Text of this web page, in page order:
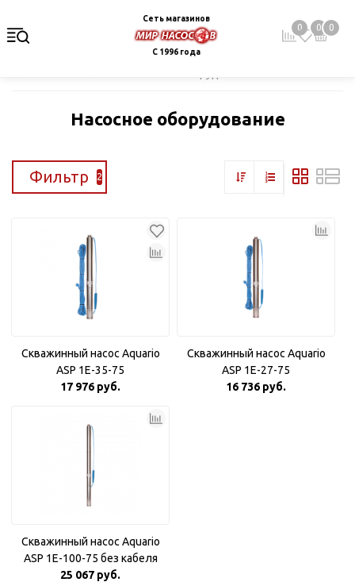
Сеть магазинов
С 1996 года
0 0 0
Насосное оборудование
Фильтр 2
Скважинный насос Aquario
ASP 1E-35-75
17 976 руб.
Скважинный насос Aquario
ASP 1E-27-75
16 736 руб.
Скважинный насос Aquario
ASP 1E-100-75 без кабеля
25 067 руб.